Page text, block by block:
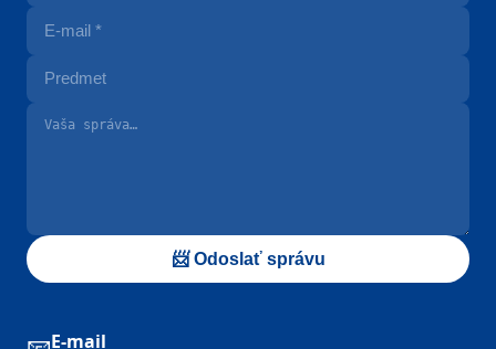
📨 Odoslať správu
E-mail